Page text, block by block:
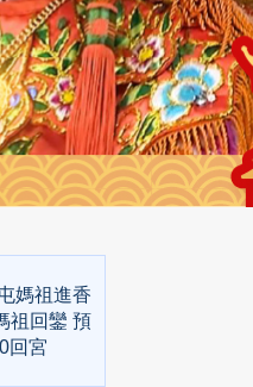
媽祖進香
回鑾 預
回宮